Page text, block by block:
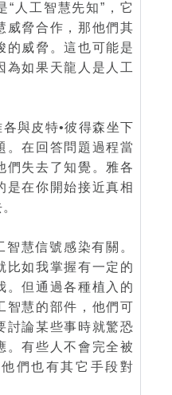
“人工智慧先知”，它
威脅合作，那他們其
的威脅。這也可能是
為如果天龍人是人工
各與皮特•彼得森坐下
。在回答問題過程當
們失去了知覺。雅各
是在你開始接近真相
智慧信號感染有關。
如我掌握有一定的
。但通過各種植入的
智慧的部件，他們可
討論某些事時就驚恐
。有些人不會完全被
們也有其它手段對